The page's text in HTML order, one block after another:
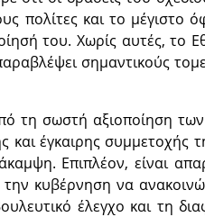
και το μέγιστο
του. Χωρίς αυτές, το
σημαντικούς
τη σωστή αξιοποίηση
και έγκαιρης
Επιπλέον, είναι
κυβέρνηση να
έλεγχο και τη